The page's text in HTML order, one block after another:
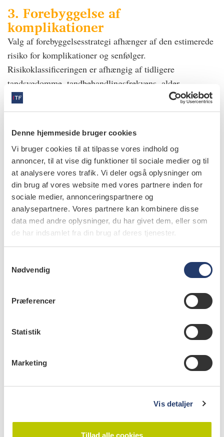
Denne hjemmeside bruger cookies
Vi bruger cookies til at tilpasse vores indhold og
annoncer, til at vise dig funktioner til sociale medier og til
at analysere vores trafik. Vi deler også oplysninger om
din brug af vores website med vores partnere inden for
sociale medier, annonceringspartnere og
analysepartnere. Vores partnere kan kombinere disse
data med andre oplysninger, du har givet dem, eller som
de har indsamlet fra din brug af deres tjenester.
Nødvendig
Præferencer
Statistik
Marketing
Vis detaljer
Tillad alle cookies
3. Forebyggelse af
komplikationer
Valg af forebyggelsesstrategi afhænger af den estimerede
risiko for komplikationer og senfølger.
Risikoklassificeringen er afhængig af tidligere
tandsygdomme, tandbehandlingsfrekvens, alder,
komorbiditeter, lægemiddelforbrug og typen af
cancerbehandling.
4. Behandling
Nedenfor er angivet nogle af de mest almindelige
komplikationer hos cancerpatienter og udvalgte
behandlingsmetoder. Listen er ikke udtømmende.
Mild eller moderat mucositis/komplikationer i
mundhulen
- Hyppigheden af oral skylning kan øges. Målet er at
- Svampedræbende mundskyllevæske kan bruges i
- Kortikosteroidholdig gel eller oralspray, mundskyl
eller gel med hyaluronsyre kan anvendes til blister.
Alvorlig mucositis/komplikationer i mundhulen
- Øge systemisk smertestillende medicin.